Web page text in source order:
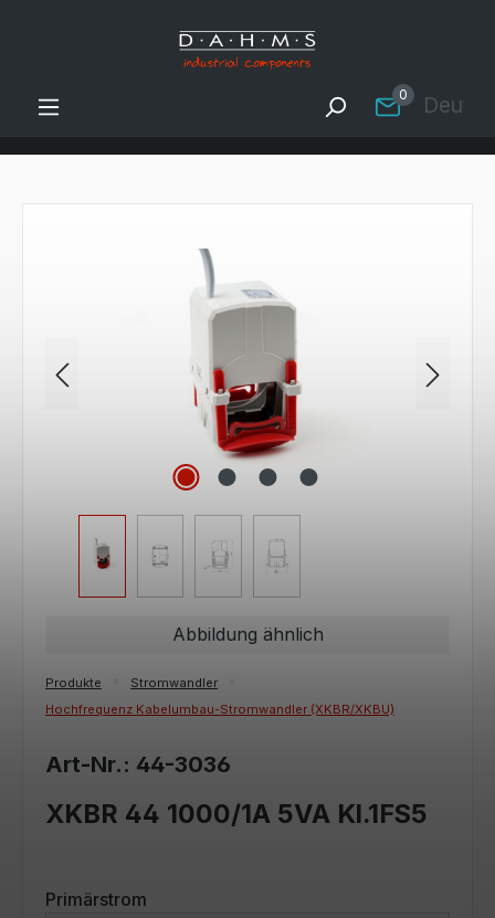
Zum Hauptinhalt springen
0
Bildergalerie überspringen
Abbildung ähnlich
Produkte
Stromwandler
Hochfrequenz Kabelumbau-Stromwandler (XKBR/XKBU)
Art-Nr.: 44-3036
XKBR 44 1000/1A 5VA Kl.1FS5
Primärstrom